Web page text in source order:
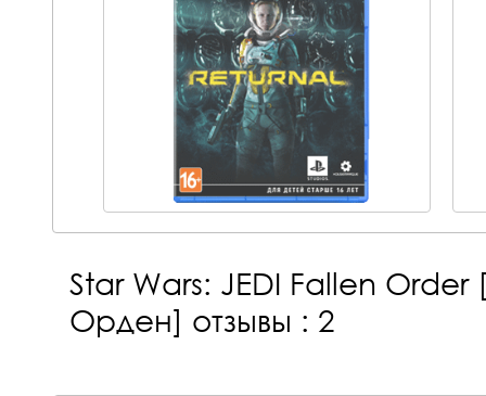
Star Wars: JEDI Fallen
Орден] отзывы : 2